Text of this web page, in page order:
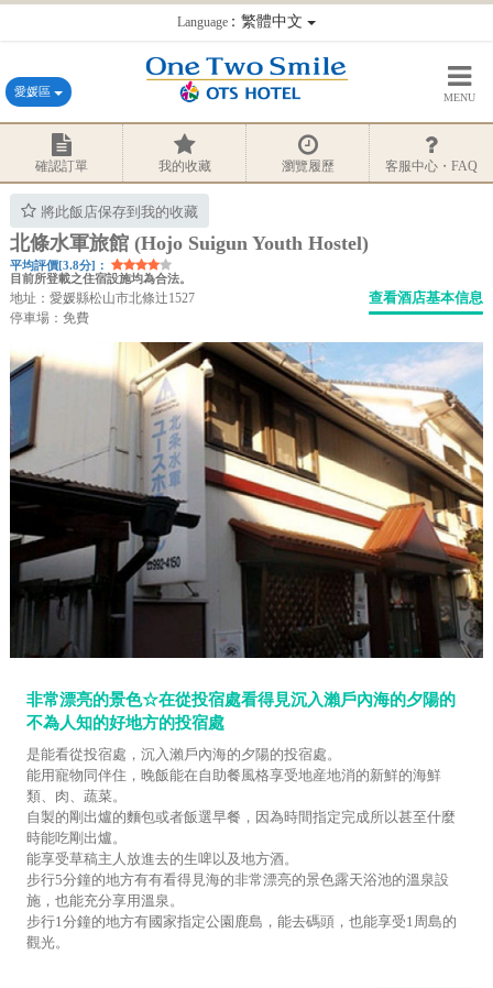
Language：繁體中文
愛媛區 MENU
確認訂單 我的收藏 瀏覽履歷 客服中心・FAQ
將此飯店保存到我的收藏
北條水軍旅館 (Hojo Suigun Youth Hostel)
平均評價[3.8分]：
目前所登載之住宿設施均為合法。
地址：愛媛縣松山市北條辻1527
停車場：免費
查看酒店基本信息
非常漂亮的景色☆在從投宿處看得見沉入瀨戶內海的夕陽的
不為人知的好地方的投宿處
是能看從投宿處，沉入瀨戶內海的夕陽的投宿處。
能用寵物同伴住，晚飯能在自助餐風格享受地産地消的新鮮的海鮮
類、肉、蔬菜。
自製的剛出爐的麵包或者飯選早餐，因為時間指定完成所以甚至什麼
時能吃剛出爐。
能享受草稿主人放進去的生啤以及地方酒。
步行5分鐘的地方有有看得見海的非常漂亮的景色露天浴池的溫泉設
施，也能充分享用溫泉。
步行1分鐘的地方有國家指定公園鹿島，能去碼頭，也能享受1周島的
觀光。